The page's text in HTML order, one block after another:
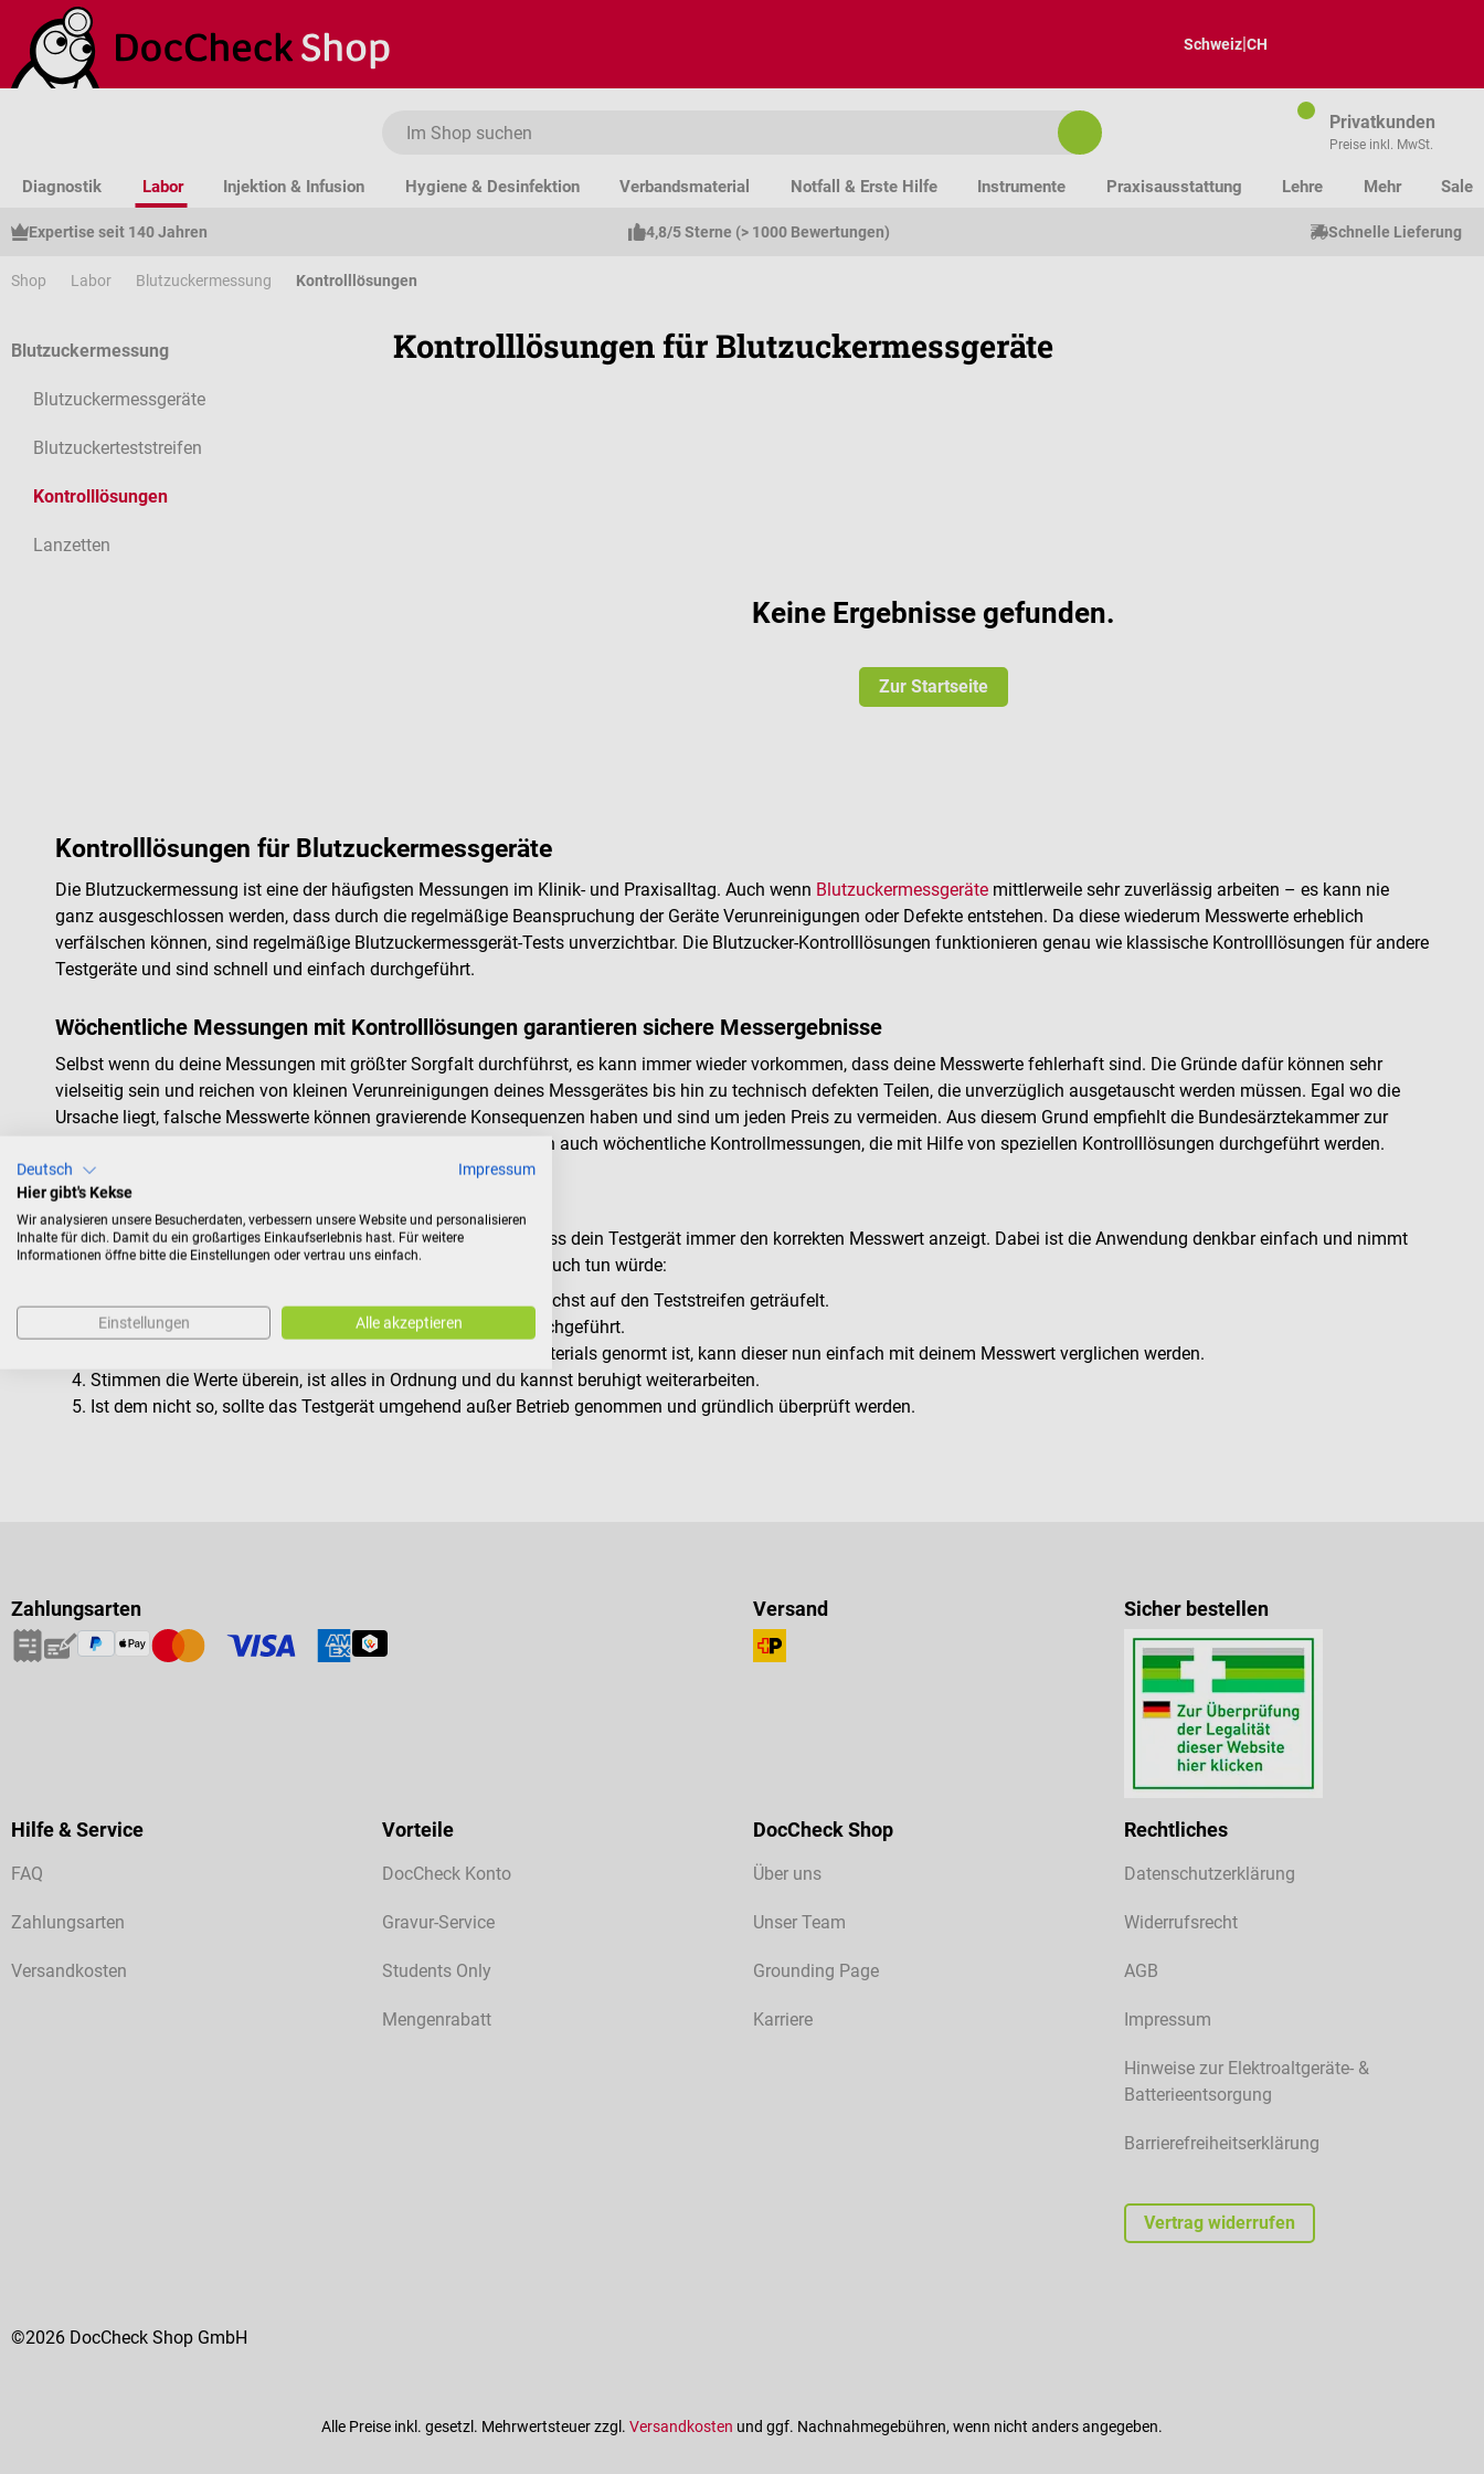
Hauptinhalt springen
Zur Suche springen
Zur Hauptnavigation springen
Schweiz|CH
Privatkunden
Preise inkl. MwSt.
Diagnostik Labor Injektion & Infusion Hygiene & Desinfektion Verbandsmaterial Notfall & Erste Hilfe Instrumente Praxisausstattung Lehre Mehr Sale
Expertise seit 140 Jahren 4,8/5 Sterne (> 1000 Bewertungen) Schnelle Lieferung
Shop Labor Blutzuckermessung Kontrolllösungen
Blutzuckermessung
Blutzuckermessgeräte
Blutzuckerteststreifen
Kontrolllösungen
Lanzetten
Kontrolllösungen für Blutzuckermessgeräte
Keine Ergebnisse gefunden.
Zur Startseite
Kontrolllösungen für Blutzuckermessgeräte
Die Blutzuckermessung ist eine der häufigsten Messungen im Klinik- und Praxisalltag. Auch wenn Blutzuckermessgeräte mittlerweile sehr zuverlässig arbeiten – es kann nie
ganz ausgeschlossen werden, dass durch die regelmäßige Beanspruchung der Geräte Verunreinigungen oder Defekte entstehen. Da diese wiederum Messwerte erheblich
verfälschen können, sind regelmäßige Blutzuckermessgerät-Tests unverzichtbar. Die Blutzucker-Kontrolllösungen funktionieren genau wie klassische Kontrolllösungen für andere
Testgeräte und sind schnell und einfach durchgeführt.
Wöchentliche Messungen mit Kontrolllösungen garantieren sichere Messergebnisse
Selbst wenn du deine Messungen mit größter Sorgfalt durchführst, es kann immer wieder vorkommen, dass deine Messwerte fehlerhaft sind. Die Gründe dafür können sehr
vielseitig sein und reichen von kleinen Verunreinigungen deines Messgerätes bis hin zu technisch defekten Teilen, die unverzüglich ausgetauscht werden müssen. Egal wo die
Ursache liegt, falsche Messwerte können gravierende Konsequenzen haben und sind um jeden Preis zu vermeiden. Aus diesem Grund empfiehlt die Bundesärztekammer zur
Qualitätssicherung laboratoriumsmedizinischer Untersuchungen auch wöchentliche Kontrollmessungen, die mit Hilfe von speziellen Kontrolllösungen durchgeführt werden.
So funktioniert eine Kontrollmessung
Durch die Anwendung von Kontrolllösungen stellst du sicher, dass dein Testgerät immer den korrekten Messwert anzeigt. Dabei ist die Anwendung denkbar einfach und nimmt
nicht mehr Zeit in Anspruch, als es eine gewöhnliche Messung auch tun würde:
Die für dein Messgerät bestimmte Kontrolllösung wird zunächst auf den Teststreifen geträufelt.
Anschließend wird eine Messung mit deinem Testgerät durchgeführt.
Da der in der Kontrolllösung enthaltene Wert des Probenmaterials genormt ist, kann dieser nun einfach mit deinem Messwert verglichen werden.
Stimmen die Werte überein, ist alles in Ordnung und du kannst beruhigt weiterarbeiten.
Ist dem nicht so, sollte das Testgerät umgehend außer Betrieb genommen und gründlich überprüft werden.
Zahlungsarten Versand Sicher bestellen
Hilfe & Service
FAQ
Zahlungsarten
Versandkosten
Vorteile
DocCheck Konto
Gravur-Service
Students Only
Mengenrabatt
DocCheck Shop
Über uns
Unser Team
Grounding Page
Karriere
Rechtliches
Datenschutzerklärung
Widerrufsrecht
AGB
Impressum
Hinweise zur Elektroaltgeräte- &
Batterieentsorgung
Barrierefreiheitserklärung
Vertrag widerrufen
©2026 DocCheck Shop GmbH
Alle Preise inkl. gesetzl. Mehrwertsteuer zzgl. Versandkosten und ggf. Nachnahmegebühren, wenn nicht anders angegeben.
Deutsch
Impressum
Hier gibt's Kekse
Wir analysieren unsere Besucherdaten, verbessern unsere Website und personalisieren
Inhalte für dich. Damit du ein großartiges Einkaufserlebnis hast. Für weitere
Informationen öffne bitte die Einstellungen oder vertrau uns einfach.
Einstellungen Alle akzeptieren